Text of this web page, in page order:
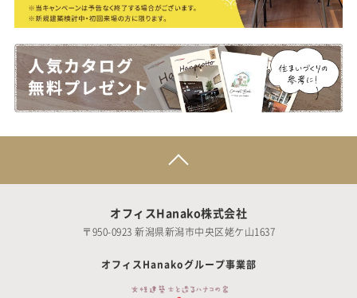
オフィスHanako株式会社
〒950-0923 新潟県新潟市中央区姥ケ山1637
オフィスHanakoグループ事業部